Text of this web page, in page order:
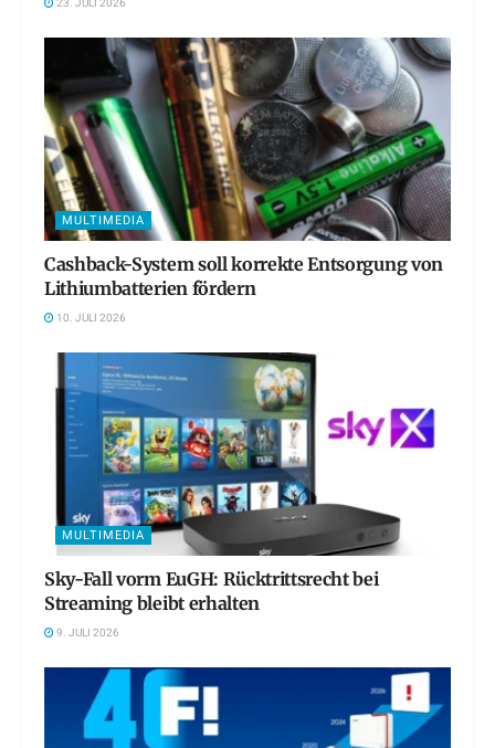
23. JULI 2026
MULTIMEDIA
Cashback-System soll korrekte Entsorgung von
Lithiumbatterien fördern
10. JULI 2026
MULTIMEDIA
Sky-Fall vorm EuGH: Rücktrittsrecht bei
Streaming bleibt erhalten
9. JULI 2026